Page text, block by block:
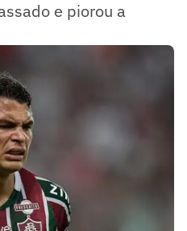
e piorou a